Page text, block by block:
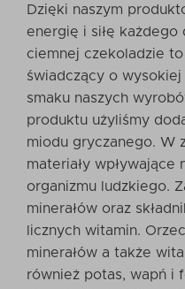
Dzięki naszym
energię i siłę każdego
ciemnej czekoladzie
świadczący o wysokiej
smaku naszych
produktu użyliśmy
miodu gryczanego. W
materiały
organizmu ludzkiego.
minerałów oraz
licznych witamin.
minerałów a także
również potas, wapń i